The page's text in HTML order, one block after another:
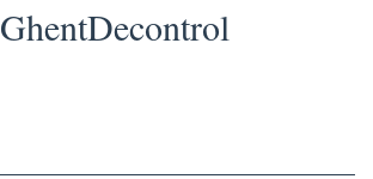
GhentDecontrol